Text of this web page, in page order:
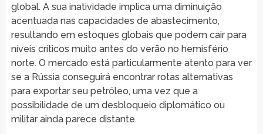
global. A sua inatividade implica uma diminuição
acentuada nas capacidades de abastecimento,
resultando em estoques globais que podem cair para
níveis críticos muito antes do verão no hemisfério
norte. O mercado está particularmente atento para ver
se a Rússia conseguirá encontrar rotas alternativas
para exportar seu petróleo, uma vez que a
possibilidade de um desbloqueio diplomático ou
militar ainda parece distante.